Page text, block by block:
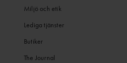
Miljö och etik
Lediga tjänster
Butiker
The Journal